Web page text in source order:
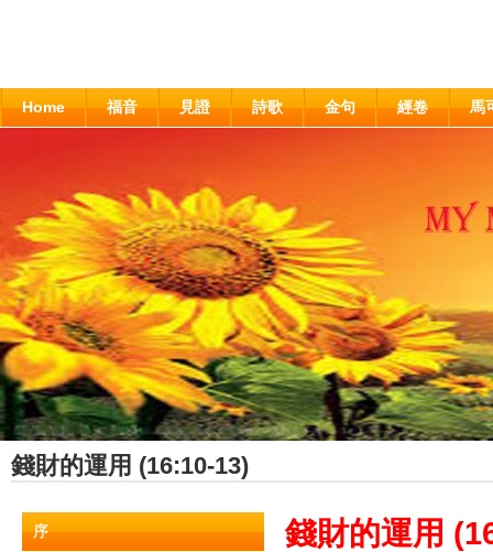
Home 福音 見證 詩歌 金句 經卷 馬
錢財的運用 (16:10-13)
序 錢財的運用